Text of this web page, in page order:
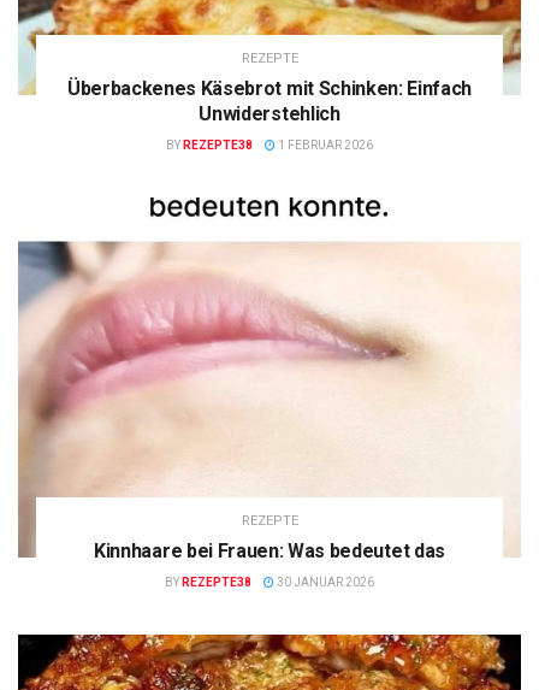
REZEPTE
Überbackenes Käsebrot mit Schinken: Einfach
Unwiderstehlich
BY REZEPTE38 1 FEBRUAR 2026
REZEPTE
Kinnhaare bei Frauen: Was bedeutet das
BY REZEPTE38 30 JANUAR 2026